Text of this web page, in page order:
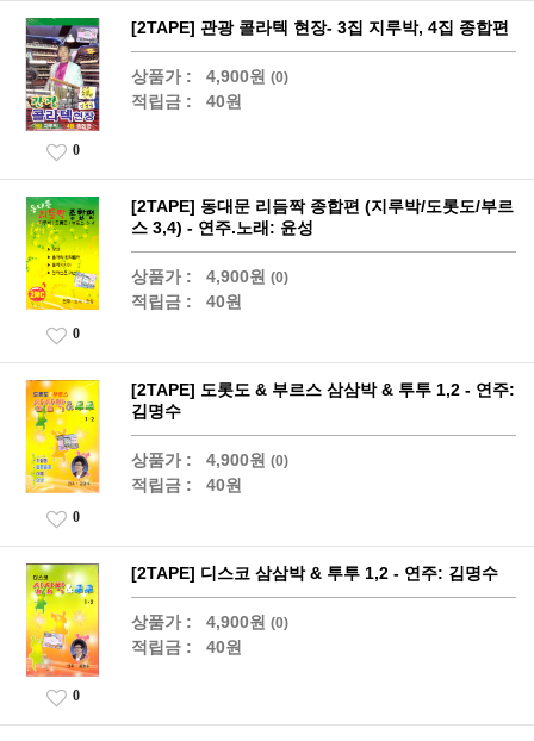
[2TAPE] 관광 콜라텍 현장- 3집 지루박, 4집 종합편
상품가 : 4,900원 (0)
적립금 : 40원
0
[2TAPE] 동대문 리듬짝 종합편 (지루박/도롯도/부르
스 3,4) - 연주.노래: 윤성
상품가 : 4,900원 (0)
적립금 : 40원
0
[2TAPE] 도롯도 & 부르스 삼삼박 & 투투 1,2 - 연주:
김명수
상품가 : 4,900원 (0)
적립금 : 40원
0
[2TAPE] 디스코 삼삼박 & 투투 1,2 - 연주: 김명수
상품가 : 4,900원 (0)
적립금 : 40원
0